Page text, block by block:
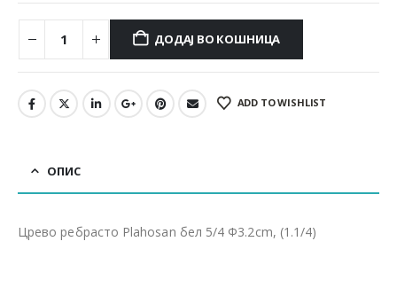
ДОДАЈ ВО КОШНИЦА
ADD TO WISHLIST
ОПИС
Црево ребрасто Plahosan бел 5/4 Ф3.2cm, (1.1/4)